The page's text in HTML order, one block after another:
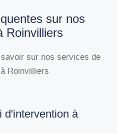
sur nos
Roinvilliers
sur nos services de
Roinvilliers
d'intervention à